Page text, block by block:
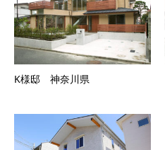
K様邸 神奈川県